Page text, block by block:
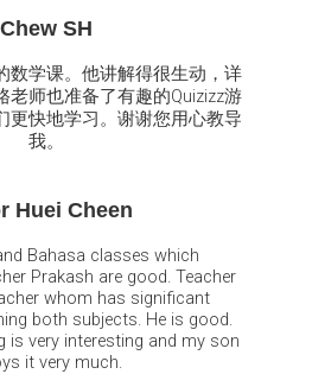
Chew SH
数学课。他讲解得很生动，详
老师也准备了有趣的Quizizz游
更快地学习。谢谢您用心教导
我。
Huei Cheen
Bahasa classes which
Prakash are good. Teacher
whom has significant
both subjects. He is good.
is very interesting and my son
it very much.